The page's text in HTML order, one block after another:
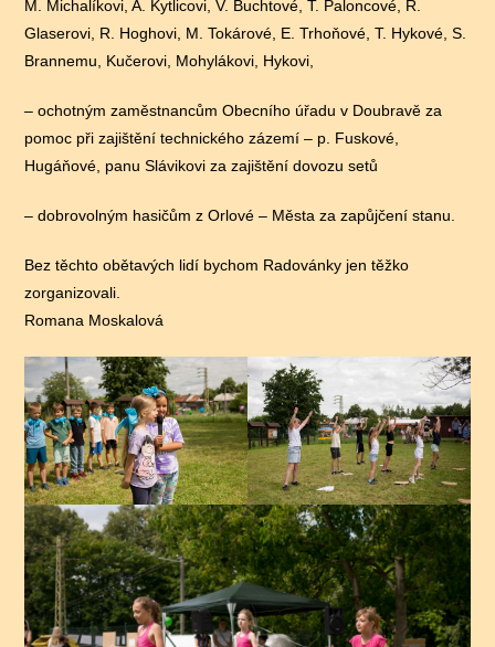
M. Michalíkovi, A. Kytlicovi, V. Buchtové, T. Paloncové, R.
Glaserovi, R. Hoghovi, M. Tokárové, E. Trhoňové, T. Hykové, S.
Brannemu, Kučerovi, Mohylákovi, Hykovi,
– ochotným zaměstnancům Obecního úřadu v Doubravě za
pomoc při zajištění technického zázemí – p. Fuskové,
Hugáňové, panu Slávikovi za zajištění dovozu setů
– dobrovolným hasičům z Orlové – Města za zapůjčení stanu.
Bez těchto obětavých lidí bychom Radovánky jen těžko
zorganizovali.
Romana Moskalová